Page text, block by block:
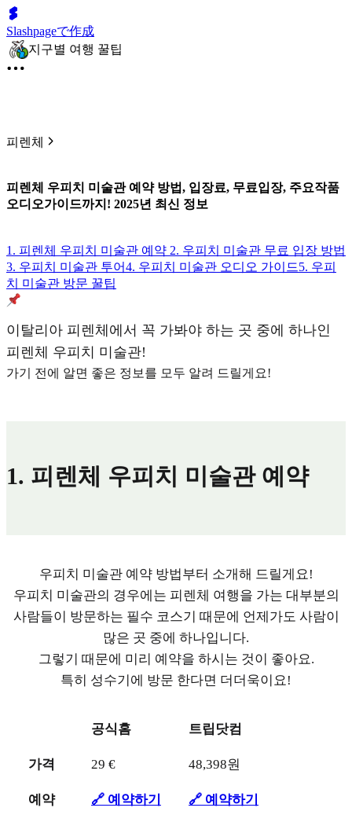
Slashpageで作成
지구별 여행 꿀팁
피렌체
피렌체 우피치 미술관 예약 방법, 입장료, 무료입장, 주요작품
오디오가이드까지! 2025년 최신 정보
1. 피렌체 우피치 미술관 예약 2. 우피치 미술관 무료 입장 방법
3. 우피치 미술관 투어4. 우피치 미술관 오디오 가이드5. 우피
치 미술관 방문 꿀팁
이탈리아 피렌체에서 꼭 가봐야 하는 곳 중에 하나인
피렌체 우피치 미술관!
가기 전에 알면 좋은 정보를 모두 알려 드릴게요!
1. 피렌체 우피치 미술관 예약
우피치 미술관 예약 방법부터 소개해 드릴게요!
우피치 미술관의 경우에는 피렌체 여행을 가는 대부분의
사람들이 방문하는 필수 코스기 때문에 언제가도 사람이
많은 곳 중에 하나입니다.
그렇기 때문에 미리 예약을 하시는 것이 좋아요.
특히 성수기에 방문 한다면 더더욱이요!
공식홈 트립닷컴
가격 29 € 48,398원
예약 🔗 예약하기 🔗 예약하기